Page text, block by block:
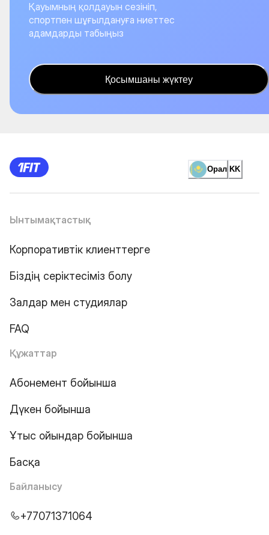
Қауымның қолдауын сезініп,
спортпен шұғылдануға ниеттес
адамдарды табыңыз
Қосымшаны жүктеу
Орал KK
Ынтымақтастық
Корпоративтік клиенттерге
Біздің серіктесіміз болу
Залдар мен студиялар
FAQ
Құжаттар
Абонемент бойынша
Дүкен бойынша
Ұтыс ойындар бойынша
Басқа
Байланысу
+77071371064